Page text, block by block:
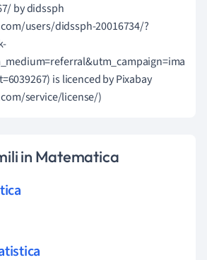
by didssph
users/didssph-20016734/?
is licenced by Pixabay
service/license/)
in Matematica